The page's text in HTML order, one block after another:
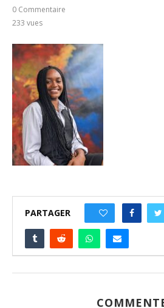
0 Commentaire
233 vues
PARTAGER